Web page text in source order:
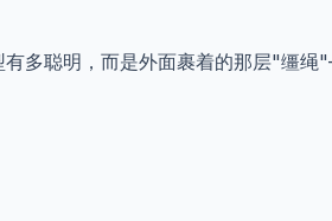
多聪明，而是外面裹着的那层"缰